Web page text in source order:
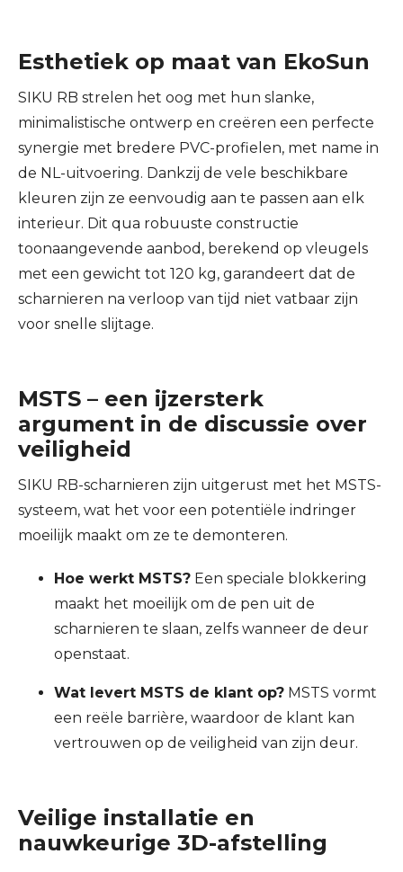
Esthetiek op maat van EkoSun
SIKU RB strelen het oog met hun slanke,
minimalistische ontwerp en creëren een perfecte
synergie met bredere PVC-profielen, met name in
de NL-uitvoering. Dankzij de vele beschikbare
kleuren zijn ze eenvoudig aan te passen aan elk
interieur. Dit qua robuuste constructie
toonaangevende aanbod, berekend op vleugels
met een gewicht tot 120 kg, garandeert dat de
scharnieren na verloop van tijd niet vatbaar zijn
voor snelle slijtage.
MSTS – een ijzersterk
argument in de discussie over
veiligheid
SIKU RB-scharnieren zijn uitgerust met het MSTS-
systeem, wat het voor een potentiële indringer
moeilijk maakt om ze te demonteren.
Hoe werkt MSTS? Een speciale blokkering
maakt het moeilijk om de pen uit de
scharnieren te slaan, zelfs wanneer de deur
openstaat.
Wat levert MSTS de klant op? MSTS vormt
een reële barrière, waardoor de klant kan
vertrouwen op de veiligheid van zijn deur.
Veilige installatie en
nauwkeurige 3D-afstelling